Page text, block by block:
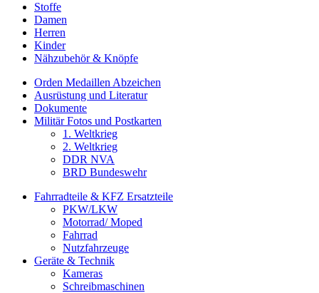
Stoffe
Damen
Herren
Kinder
Nähzubehör & Knöpfe
Orden Medaillen Abzeichen
Ausrüstung und Literatur
Dokumente
Militär Fotos und Postkarten
1. Weltkrieg
2. Weltkrieg
DDR NVA
BRD Bundeswehr
Fahrradteile & KFZ Ersatzteile
PKW/LKW
Motorrad/ Moped
Fahrrad
Nutzfahrzeuge
Geräte & Technik
Kameras
Schreibmaschinen